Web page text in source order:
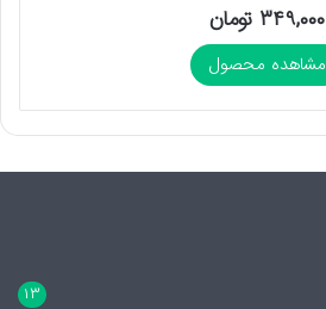
۳۴۹,۰۰۰ تومان
مشاهده محصول
۱۳